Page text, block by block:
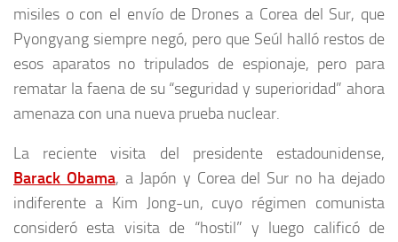
misiles o con el envío de Drones a Corea del Sur, que
Pyongyang siempre negó, pero que Seúl halló restos de
esos aparatos no tripulados de espionaje, pero para
rematar la faena de su “seguridad y superioridad” ahora
amenaza con una nueva prueba nuclear.
La reciente visita del presidente estadounidense,
Barack Obama, a Japón y Corea del Sur no ha dejado
indiferente a Kim Jong-un, cuyo régimen comunista
consideró esta visita de “hostil” y luego calificó de